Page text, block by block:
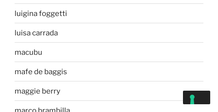
luigina foggetti
luisa carrada
macubu
mafe de baggis
maggie berry